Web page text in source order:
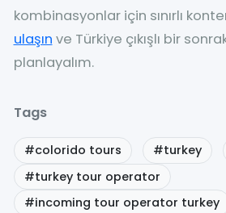
kombinasyonlar için sınırlı
ulaşın ve Türkiye çıkışlı bir
planlayalım.
Tags
#colorido tours #turkey
#turkey tour operator
#incoming tour operator turkey